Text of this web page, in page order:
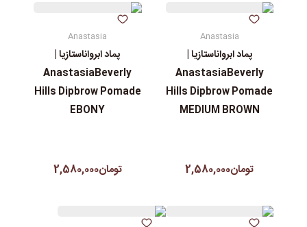
Anastasia
پماد ابرواناستازیا |
AnastasiaBeverly
Hills Dipbrow Pomade
MEDIUM BROWN
تومان2,580,000
Anastasia
پماد ابرواناستازیا |
AnastasiaBeverly
Hills Dipbrow Pomade
EBONY
تومان2,580,000